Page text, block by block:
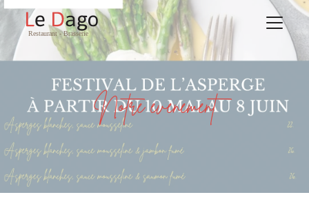
Notre évènement